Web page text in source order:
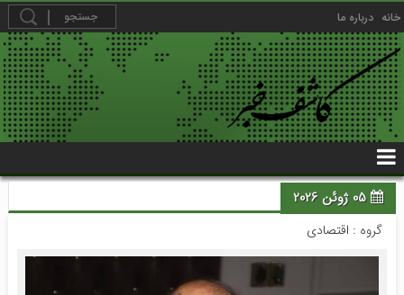
خانه درباره ما
05 ژوئن 2026
گروه : اقتصادی